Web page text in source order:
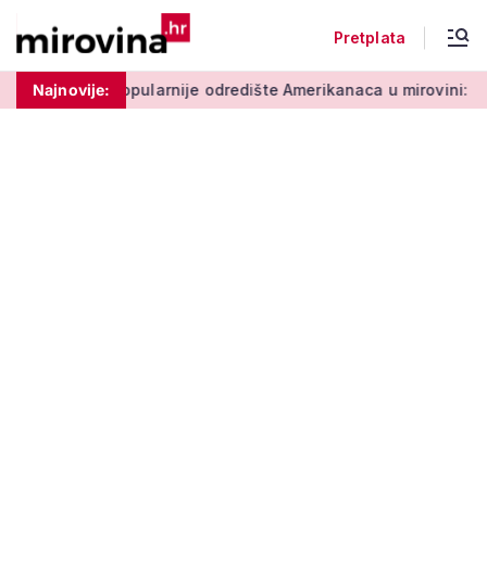
Pretplata
Najnovije:
odredište Amerikanaca u mirovini: Pruža mir i